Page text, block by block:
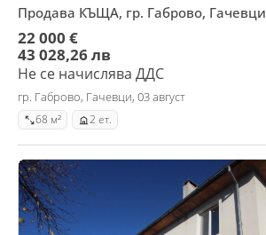
Продава КЪЩА, гр. Габрово, Гачевци
22 000 €
43 028,26 лв
Не се начислява ДДС
гр. Габрово, Гачевци, 03 август
68 м² 2 ет.